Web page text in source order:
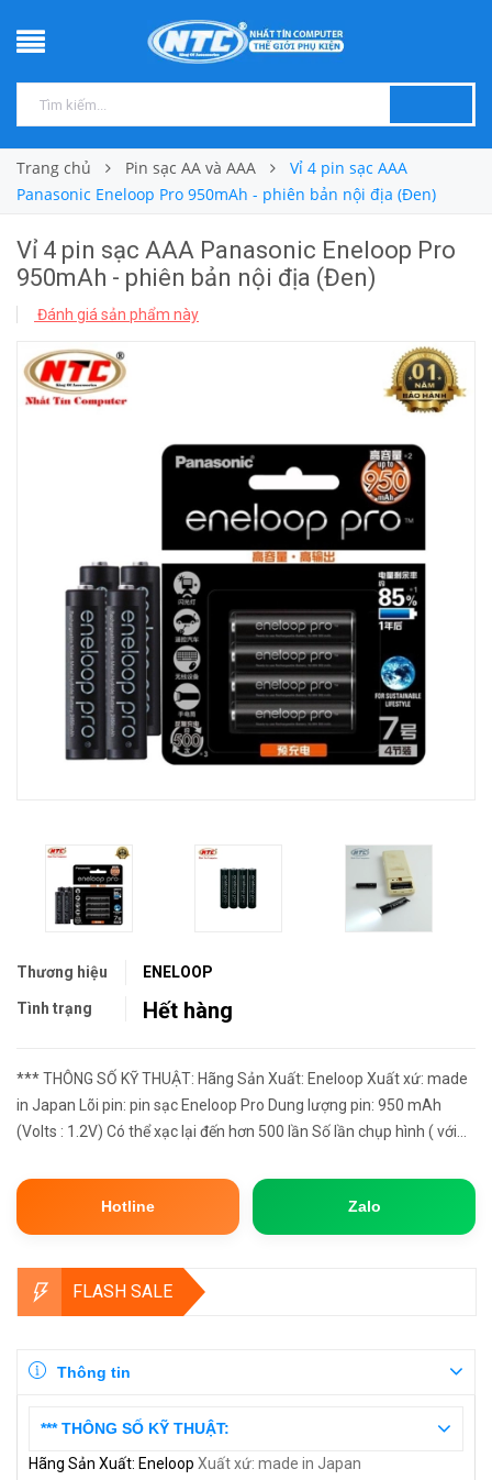
Trang chủ Pin sạc AA và AAA
Vỉ 4 pin sạc AAA
Panasonic Eneloop Pro 950mAh - phiên bản nội địa (Đen)
Vỉ 4 pin sạc AAA Panasonic Eneloop Pro
950mAh - phiên bản nội địa (Đen)
Đánh giá sản phẩm này
Thương hiệu ENELOOP
Tình trạng Hết hàng
*** THÔNG SỐ KỸ THUẬT: Hãng Sản Xuất: Eneloop Xuất xứ: made
in Japan Lõi pin: pin sạc Eneloop Pro Dung lượng pin: 950 mAh
(Volts : 1.2V) Có thể xạc lại đến hơn 500 lần Số lần chụp hình ( với
Hotline Zalo
FLASH SALE
Thông tin
*** THÔNG SỐ KỸ THUẬT:
Hãng Sản Xuất: Eneloop Xuất xứ: made in Japan